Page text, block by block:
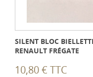
SILENT BLOC
RENAULT FRÉGATE
10,80 € TTC